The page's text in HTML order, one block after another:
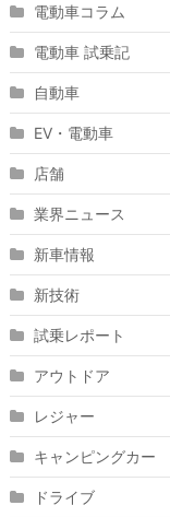
電動車コラム
電動車 試乗記
自動車
EV・電動車
店舗
業界ニュース
新車情報
新技術
試乗レポート
アウトドア
レジャー
キャンピングカー
ドライブ